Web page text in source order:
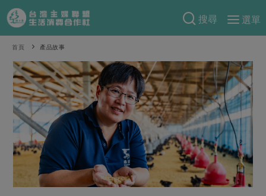
搜尋
選單
產品分類
當季蔬果
一籃菜 當令水果
芽苗類 蕈菇類
辛香料類
奶蛋豆・五穀
蛋 乳製品
食譜料理
食材
米食
麵食
海鮮
特別企畫
預購活動
把最好的台灣味帶回家！
防災用品預購圓滿結束
綠主張
觀點文章
主婦食堂 一籃菜真心話
關於合作社
首頁 產品故事